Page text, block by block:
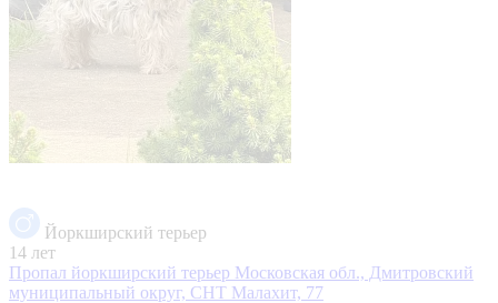
Йоркширский терьер
14 лет
Пропал йоркширский терьер Московская обл., Дмитровский
муниципальный округ, СНТ Малахит, 77